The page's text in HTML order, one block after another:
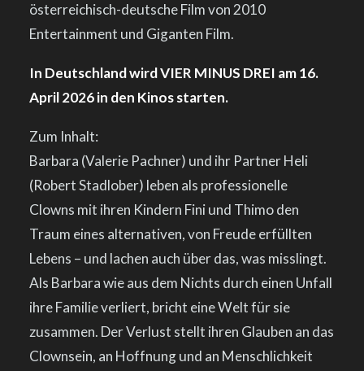
österreichisch-deutsche Film von 2010
Entertainment und Giganten Film.
In Deutschland wird VIER MINUS DREI am 16.
April 2026 in den Kinos starten.
Zum Inhalt:
Barbara (Valerie Pachner) und ihr Partner Heli
(Robert Stadlober) leben als professionelle
Clowns mit ihren Kindern Fini und Thimo den
Traum eines alternativen, von Freude erfüllten
Lebens – und lachen auch über das, was misslingt.
Als Barbara wie aus dem Nichts durch einen Unfall
ihre Familie verliert, bricht eine Welt für sie
zusammen. Der Verlust stellt ihren Glauben an das
Clownsein, an Hoffnung und an Menschlichkeit